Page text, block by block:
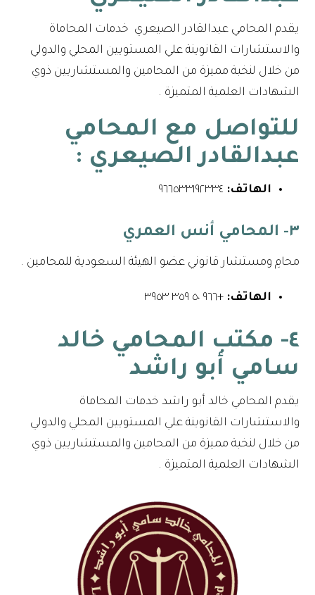
يقدم المحامي عبدالقادر الصيعري خدمات المحاماة
والاستشارات القانوينة علي المستويين المحلي والدولي
من خلال لنخبة مميزة من المحامين والمستشاريين ذوي
الشهادات العلمية المتميزة .
للتواصل مع المحامي
عبدالقادر الصيعري :
الهاتف:
٣- المحامي أنس العمري
محامِ ومستشار قانوني عضو الهيئة السعودية للمحامين .
الهاتف: +٩٦٦ ٥٠ ٣٥٩ ٣٩٥٣
٤- مكتب المحامي خالد
سامي أبو راشد
يقدم المحامي خالد أبو راشد خدمات المحاماة
والاستشارات القانوينة علي المستويين المحلي والدولي
من خلال لنخبة مميزة من المحامين والمستشاريين ذوي
الشهادات العلمية المتميزة .